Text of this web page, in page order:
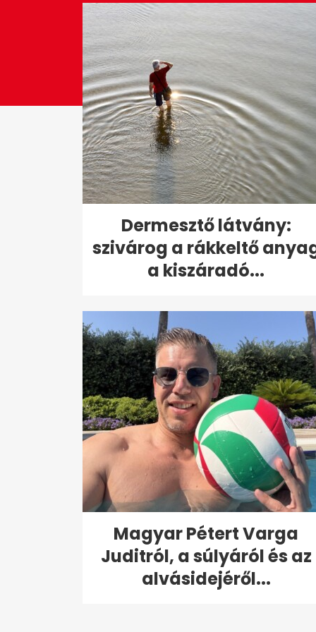
0%
Dermesztő látvány:
szivárog a rákkeltő
a kiszáradó...
Magyar Pétert Varga
Juditról, a súlyáról és az
alvásidejéről...